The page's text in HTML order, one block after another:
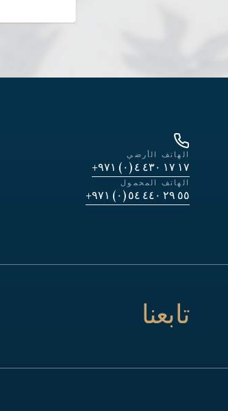
الهاتف الأرضي
١٧ ١٧ ٤٣٠ ٤ (٠) ٩٧١+
الهاتف المحمول
٥٥ ٢٩ ٤٤٠ ٥٤ (٠) ٩٧١+
تابعنا